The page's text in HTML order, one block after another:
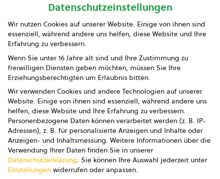
Presse
Impressum
Datenschutz
AGB
AGB Marketing GmbH
AGB Bildung
Newsletter
Datenschutzeinstellungen
Wir nutzen Cookies auf unserer Website. Einige von ihnen sind
essenziell, während andere uns helfen, diese Website und Ihre
Erfahrung zu verbessern.
Wenn Sie unter 16 Jahre alt sind und Ihre Zustimmung zu
freiwilligen Diensten geben möchten, müssen Sie Ihre
Erziehungsberechtigten um Erlaubnis bitten.
Wir verwenden Cookies und andere Technologien auf unserer
Website. Einige von ihnen sind essenziell, während andere uns
helfen, diese Website und Ihre Erfahrung zu verbessern.
Personenbezogene Daten können verarbeitet werden (z. B. IP-
Adressen), z. B. für personalisierte Anzeigen und Inhalte oder
Anzeigen- und Inhaltsmessung. Weitere Informationen über die
Verwendung Ihrer Daten finden Sie in unserer
Datenschutzerklärung. Sie können Ihre Auswahl jederzeit unter
Einstellungen widerrufen oder anpassen.